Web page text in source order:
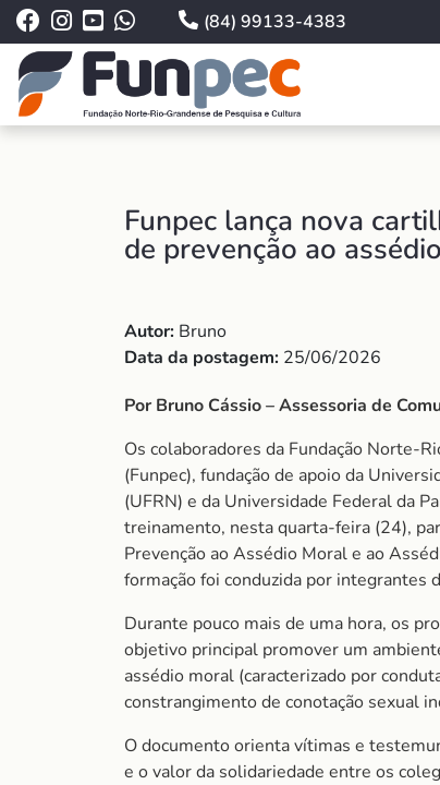
(84) 99133-4383
Funpec lança nova
de prevenção ao assédio
Autor: Bruno
Data da postagem: 25/06/2026
Por Bruno Cássio – Assessoria de
Os colaboradores da Fundação Norte-
(Funpec), fundação de apoio da
(UFRN) e da Universidade Federal da
treinamento, nesta quarta-feira (24),
Prevenção ao Assédio Moral e ao
formação foi conduzida por integrantes
Durante pouco mais de uma hora, os
objetivo principal promover um
assédio moral (caracterizado por
constrangimento de conotação sexual
O documento orienta vítimas e
e o valor da solidariedade entre os